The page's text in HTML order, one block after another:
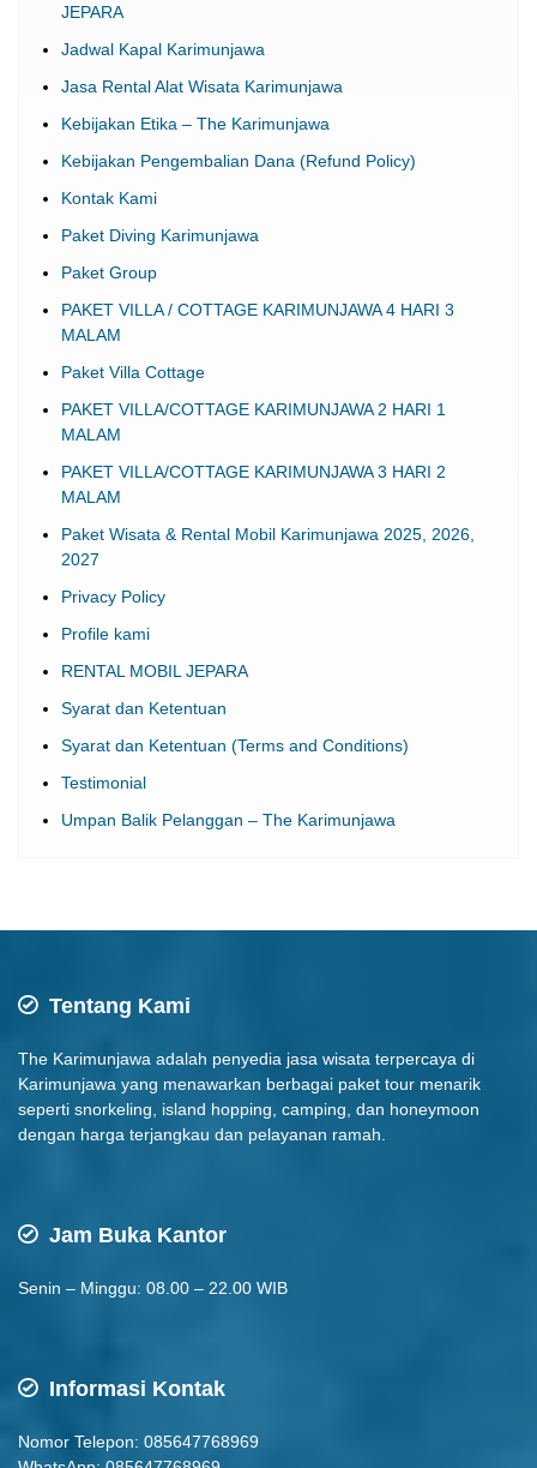
JEPARA
Jadwal Kapal Karimunjawa
Jasa Rental Alat Wisata Karimunjawa
Kebijakan Etika – The Karimunjawa
Kebijakan Pengembalian Dana (Refund Policy)
Kontak Kami
Paket Diving Karimunjawa
Paket Group
PAKET VILLA / COTTAGE KARIMUNJAWA 4 HARI 3
MALAM
Paket Villa Cottage
PAKET VILLA/COTTAGE KARIMUNJAWA 2 HARI 1
MALAM
PAKET VILLA/COTTAGE KARIMUNJAWA 3 HARI 2
MALAM
Paket Wisata & Rental Mobil Karimunjawa 2025, 2026,
2027
Privacy Policy
Profile kami
RENTAL MOBIL JEPARA
Syarat dan Ketentuan
Syarat dan Ketentuan (Terms and Conditions)
Testimonial
Umpan Balik Pelanggan – The Karimunjawa
Tentang Kami
The Karimunjawa adalah penyedia jasa wisata terpercaya di
Karimunjawa yang menawarkan berbagai paket tour menarik
seperti snorkeling, island hopping, camping, dan honeymoon
dengan harga terjangkau dan pelayanan ramah.
Jam Buka Kantor
Senin – Minggu: 08.00 – 22.00 WIB
Informasi Kontak
Nomor Telepon: 085647768969